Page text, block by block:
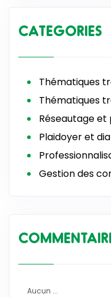
CATEGORIES
Thématiques
Thématiques
Réseautage
Plaidoyer et
Gestion des
Aucun ...